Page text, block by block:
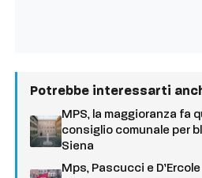
Potrebbe interessarti
MPS, la maggioranza fa
consiglio comunale per
Siena
Mps, Pascucci e